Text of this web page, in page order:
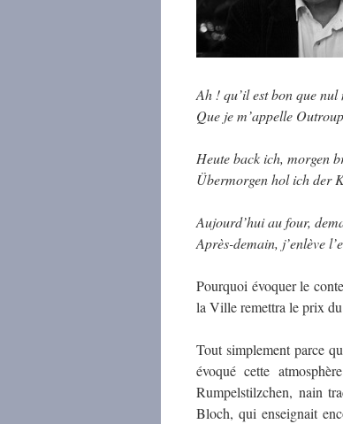
Ah ! qu’il est bon que nul
Que je m’appelle
Heute back ich, morgen
Übermorgen hol ich der
Aujourd’hui au four,
Après-demain, j’enlève
Pourquoi évoquer le
la Ville remettra le prix
Tout simplement parce
évoqué cette
Rumpelstilzchen, nain
Bloch, qui enseignait